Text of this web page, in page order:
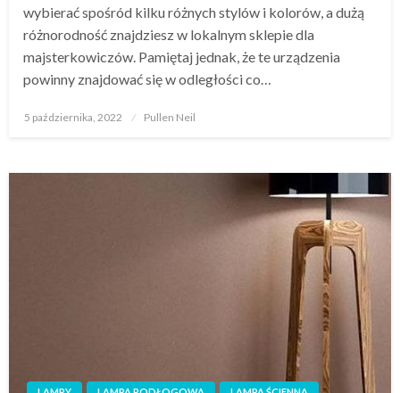
wybierać spośród kilku różnych stylów i kolorów, a dużą
różnorodność znajdziesz w lokalnym sklepie dla
majsterkowiczów. Pamiętaj jednak, że te urządzenia
powinny znajdować się w odległości co…
Opublikowane
5 października, 2022 Pullen Neil